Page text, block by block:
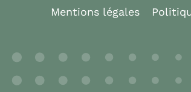
Mentions légales